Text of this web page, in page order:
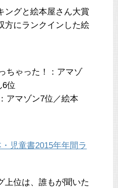
ングと絵本屋さん大賞
方にランクインした絵
ちゃった！：アマゾ
6位
アマゾン7位／絵本
児童書2015年年間ラ
上位は、誰もが聞いた